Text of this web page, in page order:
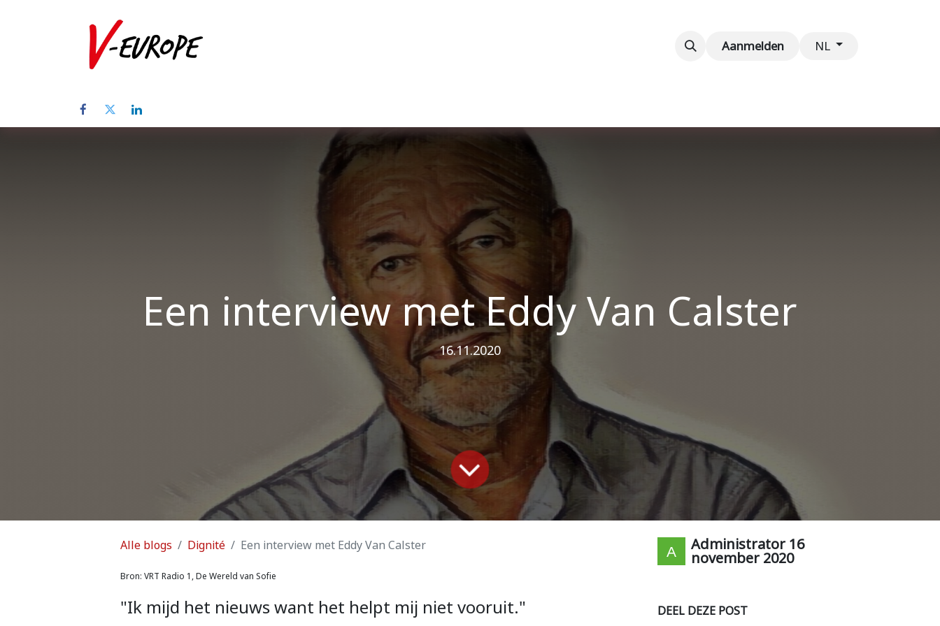
Evenementen Contact
Aanmelden NL
Een interview met Eddy Van Calster
16.11.2020
Alle blogs Dignité Een interview met Eddy Van Calster
Bron: VRT Radio 1, De Wereld van Sofie
"Ik mijd het nieuws want het helpt mij niet vooruit."
Administrator 16
november 2020
DEEL DEZE POST